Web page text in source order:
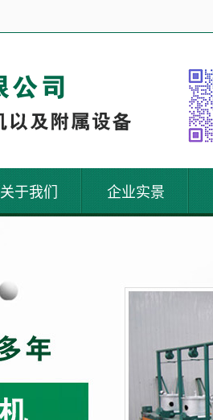
关于我们 企业实景